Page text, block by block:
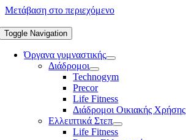
Μετάβαση στο περιεχόμενο
Toggle Navigation
Όργανα γυμναστικής
Διάδρομοι
Technogym
Precor
Life Fitness
Διάδρομοι Οικιακής Χρήσης
Ελλειπτικά Στεπ
Life Fitness